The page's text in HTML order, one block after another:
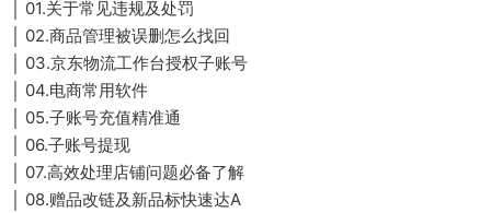
│ 01.关于常见违规及处罚
│ 02.商品管理被误删怎么找回
│ 03.京东物流工作台授权子账号
│ 04.电商常用软件
│ 05.子账号充值精准通
│ 06.子账号提现
│ 07.高效处理店铺问题必备了解
│ 08.赠品改链及新品标快速达A